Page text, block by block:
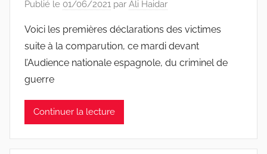
Publié le 01/06/2021 par Ali Haidar
Voici les premières déclarations des victimes
suite à la comparution, ce mardi devant
l’Audience nationale espagnole, du criminel de
guerre
Continuer la lecture